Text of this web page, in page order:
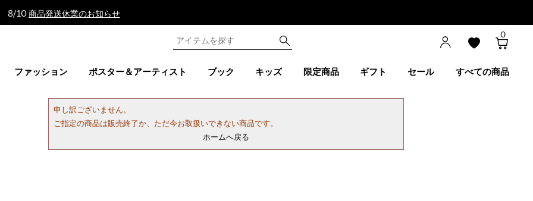
8/10 商品発送休業のお知らせ
0
ファッション ポスター＆アーティスト ブック キッズ 限定商品 ギフト セール すべての商品
申し訳ございません。
ご指定の商品は販売終了か、ただ今お取扱いできない商品です。
ホームへ戻る